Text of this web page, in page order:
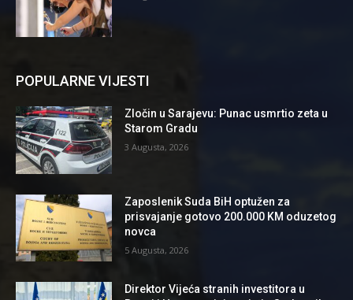
POPULARNE VIJESTI
Zločin u Sarajevu: Punac usmrtio zeta u
Starom Gradu
3 Augusta, 2026
Zaposlenik Suda BiH optužen za
prisvajanje gotovo 200.000 KM oduzetog
novca
5 Augusta, 2026
Direktor Vijeća stranih investitora u